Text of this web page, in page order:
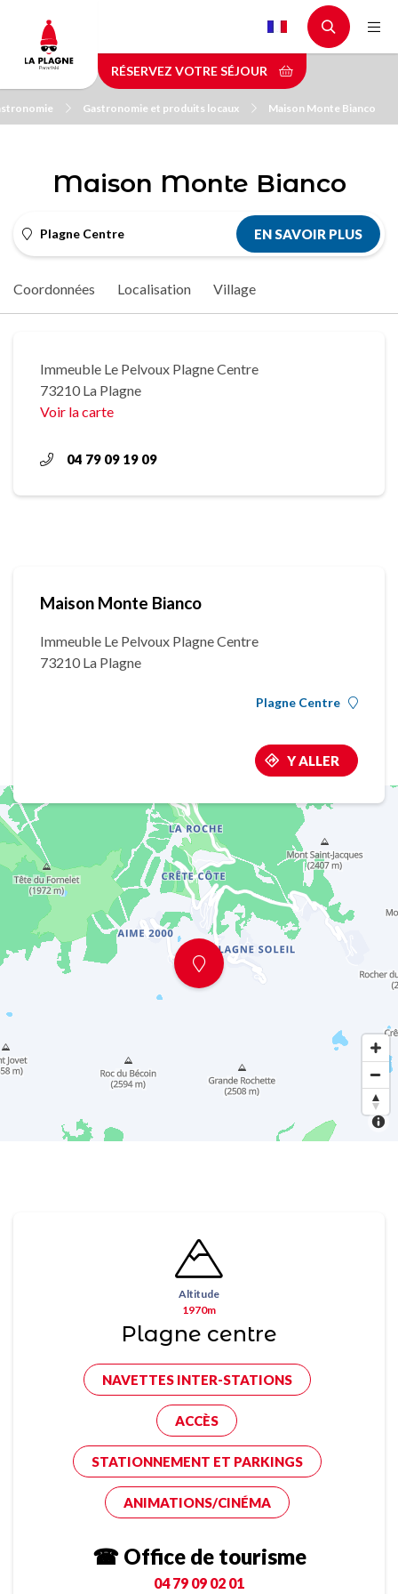
contenu
principal
RÉSERVEZ VOTRE SÉJOUR
Gastronomie et produits locaux Maison Monte Bianco
Maison Monte Bianco
Plagne Centre EN SAVOIR PLUS
Coordonnées Localisation Village
Immeuble Le Pelvoux Plagne Centre
73210 La Plagne
Voir la carte
04 79 09 19 09
Maison Monte Bianco
Immeuble Le Pelvoux Plagne Centre
73210 La Plagne
Plagne Centre
Y ALLER
Altitude
1970m
Plagne centre
NAVETTES INTER-STATIONS
ACCÈS
STATIONNEMENT ET PARKINGS
ANIMATIONS/CINÉMA
☎ Office de tourisme
04 79 09 02 01